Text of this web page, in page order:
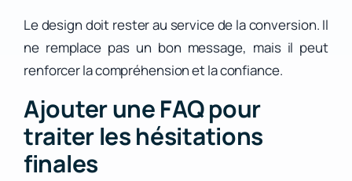
Le design doit rester au service de la conversion. Il
ne remplace pas un bon message, mais il peut
renforcer la compréhension et la confiance.
Ajouter une FAQ pour
traiter les hésitations
finales